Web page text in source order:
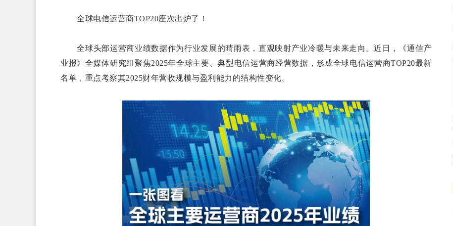
全球电信运营商TOP20座次出炉了！
全球头部运营商业绩数据作为行业发展的晴雨表，直观映射产业冷暖与未来走向。近日，《通信产
业报》全媒体研究组聚焦2025年全球主要、典型电信运营商经营数据，形成全球电信运营商TOP20最新
名单，重点考察其2025财年营收规模与盈利能力的结构性变化。